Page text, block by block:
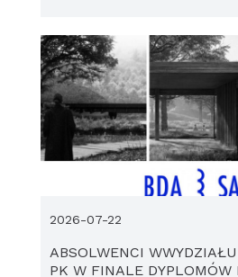
ABSOLWENCI
PK W FINALE DYPLOMÓW
2026-07-22